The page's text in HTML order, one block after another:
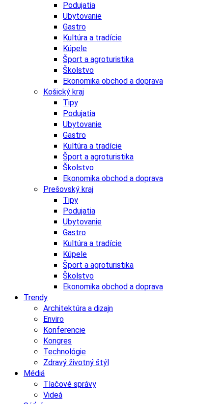
Podujatia
Ubytovanie
Gastro
Kultúra a tradície
Kúpele
Šport a agroturistika
Školstvo
Ekonomika obchod a doprava
Košický kraj
Tipy
Podujatia
Ubytovanie
Gastro
Kultúra a tradície
Šport a agroturistika
Školstvo
Ekonomika obchod a doprava
Prešovský kraj
Tipy
Podujatia
Ubytovanie
Gastro
Kultúra a tradície
Kúpele
Šport a agroturistika
Školstvo
Ekonomika obchod a doprava
Trendy
Architektúra a dizajn
Enviro
Konferencie
Kongres
Technológie
Zdravý životný štýl
Médiá
Tlačové správy
Videá